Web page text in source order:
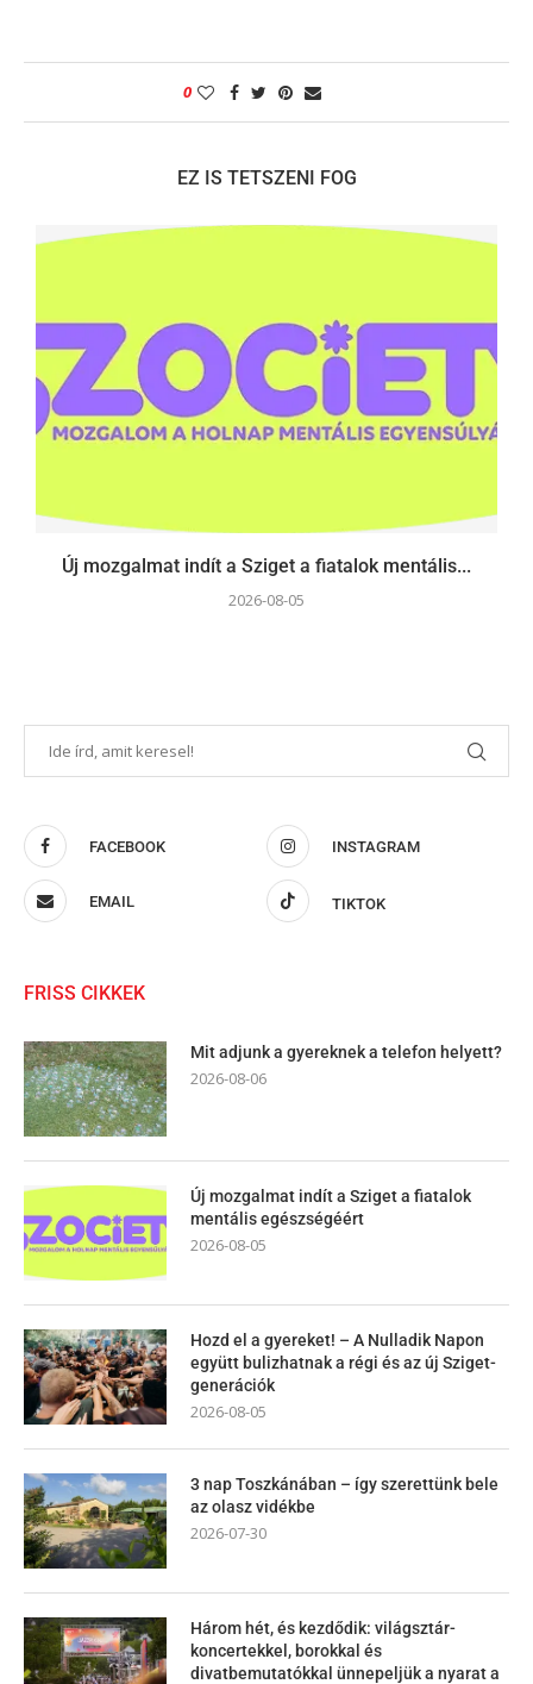
0
EZ IS TETSZENI FOG
Új mozgalmat indít a Sziget a fiatalok mentális...
2026-08-05
FACEBOOK INSTAGRAM
EMAIL TIKTOK
FRISS CIKKEK
Mit adjunk a gyereknek a telefon helyett?
2026-08-06
Új mozgalmat indít a Sziget a fiatalok
mentális egészségéért
2026-08-05
Hozd el a gyereket! – A Nulladik Napon
együtt bulizhatnak a régi és az új Sziget-
generációk
2026-08-05
3 nap Toszkánában – így szerettünk bele
az olasz vidékbe
2026-07-30
Három hét, és kezdődik: világsztár-
koncertekkel, borokkal és
divatbemutatókkal ünnepeljük a nyarat a